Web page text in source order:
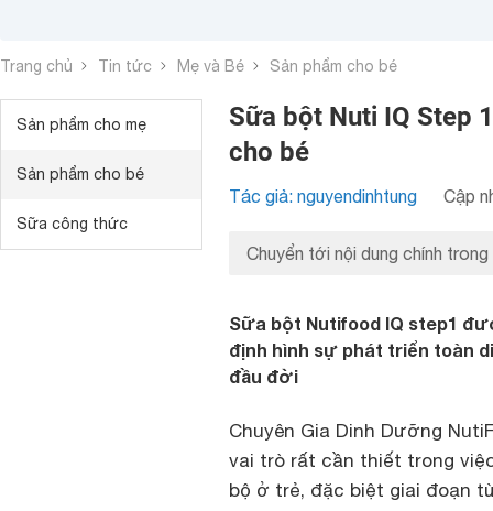
Trang chủ Tin tức Mẹ và Bé Sản phẩm cho bé
Sản phẩm cho mẹ
Sản phẩm cho bé
Sữa công thức
Sữa bột Nuti IQ Step
cho bé
Tác giả: nguyendinhtung Cập
Chuyển tới nội dung chính trong
Sữa bột Nutifood IQ step1
định hình sự phát triển toàn
đầu đời
Chuyên Gia Dinh Dưỡng
vai trò rất cần thiết trong
bộ ở trẻ, đặc biệt giai đoạn